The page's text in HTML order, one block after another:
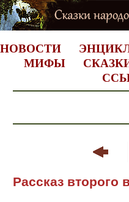
НОВОСТИ
МИФЫ
Рассказ второго